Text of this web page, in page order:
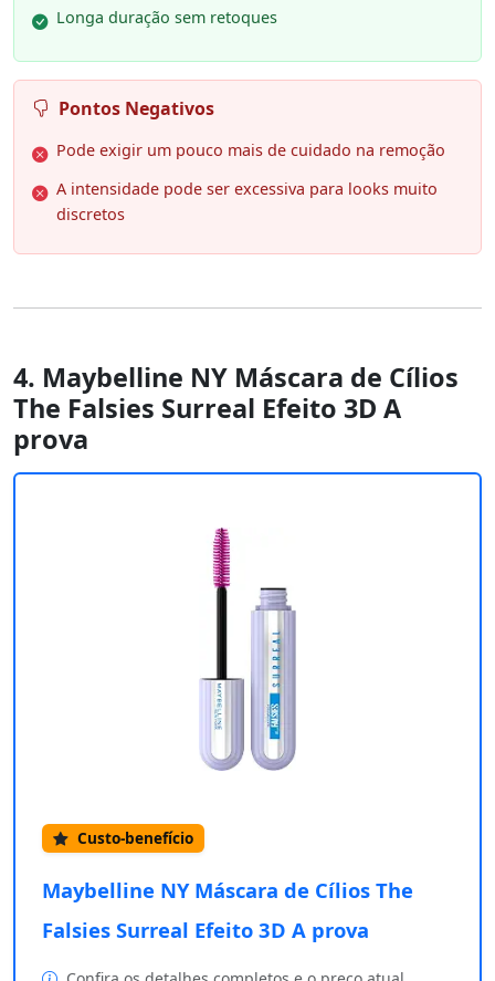
Longa duração sem retoques
Pontos Negativos
Pode exigir um pouco mais de cuidado na remoção
A intensidade pode ser excessiva para looks muito
discretos
4. Maybelline NY Máscara de Cílios
The Falsies Surreal Efeito 3D A
prova
Custo-benefício
Maybelline NY Máscara de Cílios The
Falsies Surreal Efeito 3D A prova